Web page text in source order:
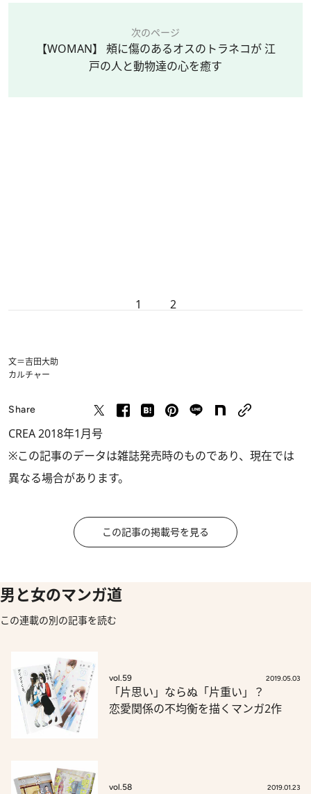
次のページ
【WOMAN】 頰に傷のあるオスのトラネコが 江
戸の人と動物達の心を癒す
1 2
文＝吉田大助
カルチャー
Share
CREA 2018年1月号
※この記事のデータは雑誌発売時のものであり、現在では
異なる場合があります。
この記事の掲載号を見る
男と女のマンガ道
この連載の別の記事を読む
vol.59 2019.05.03
「片思い」ならぬ「片重い」？
恋愛関係の不均衡を描くマンガ2作
vol.58 2019.01.23